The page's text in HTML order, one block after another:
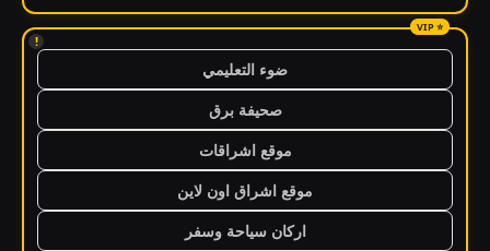
!
ضوء التعليمي
صحيفة برق
موقع اشراقات
موقع اشراق اون لاين
اركان سياحة وسفر